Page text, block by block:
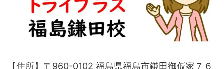
【住所】〒960-0102 福島県福島市鎌田御仮家７６